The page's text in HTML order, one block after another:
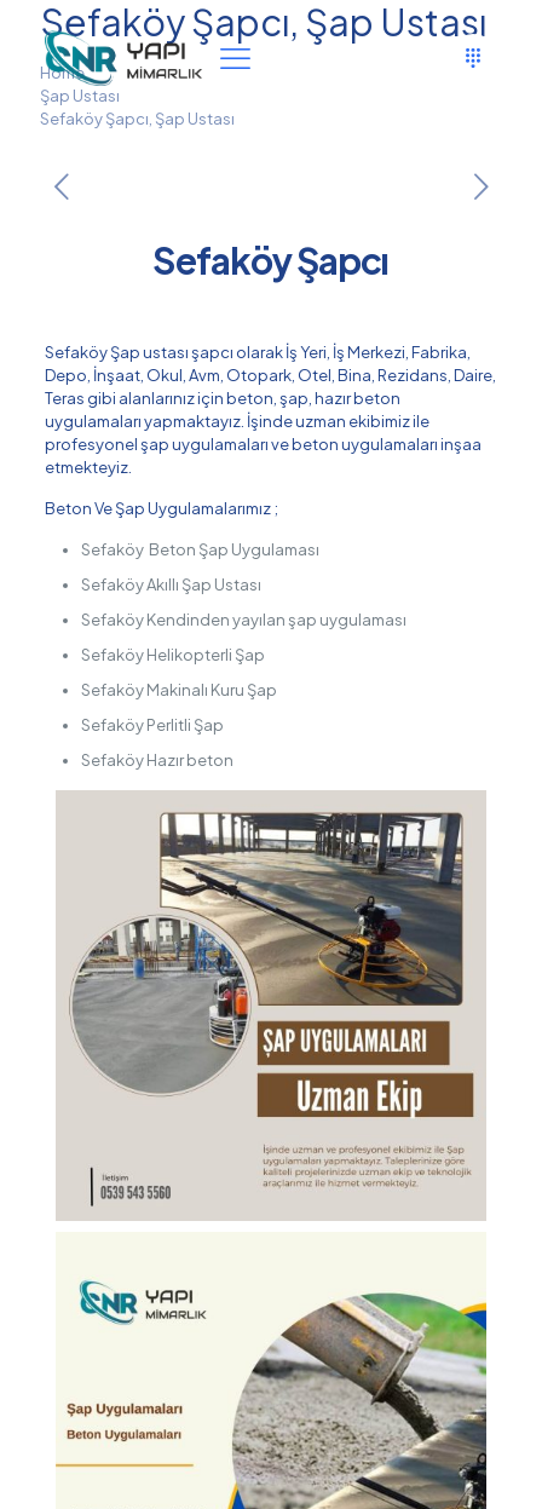
Sefaköy Şapcı, Şap Ustası
Home
Şap Ustası
Sefaköy Şapcı, Şap Ustası
Sefaköy Şapcı
Sefaköy Şap ustası şapcı olarak İş Yeri, İş Merkezi, Fabrika,
Depo, İnşaat, Okul, Avm, Otopark, Otel, Bina, Rezidans, Daire,
Teras gibi alanlarınız için beton, şap, hazır beton
uygulamaları yapmaktayız. İşinde uzman ekibimiz ile
profesyonel şap uygulamaları ve beton uygulamaları inşaa
etmekteyiz.
Beton Ve Şap Uygulamalarımız ;
Sefaköy Beton Şap Uygulaması
Sefaköy Akıllı Şap Ustası
Sefaköy Kendinden yayılan şap uygulaması
Sefaköy Helikopterli Şap
Sefaköy Makinalı Kuru Şap
Sefaköy Perlitli Şap
Sefaköy Hazır beton